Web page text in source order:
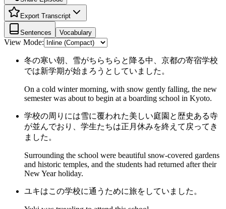
Export Transcript
Sentences Vocabulary
View Mode:
冬の寒い朝、雪がちらちらと降る中、京都の寄宿学校
では新学期が始まろうとしていました。
On a cold winter morning, with snow gently falling, the new
semester was about to begin at a boarding school in Kyoto.
学校の周りには雪に覆われた美しい庭園と歴史ある寺
が並んでおり、学生たちは正月休みを終えて戻ってき
ました。
Surrounding the school were beautiful snow-covered gardens
and historic temples, and the students had returned after their
New Year holiday.
ユキはこの学校に通うために旅をしていました。